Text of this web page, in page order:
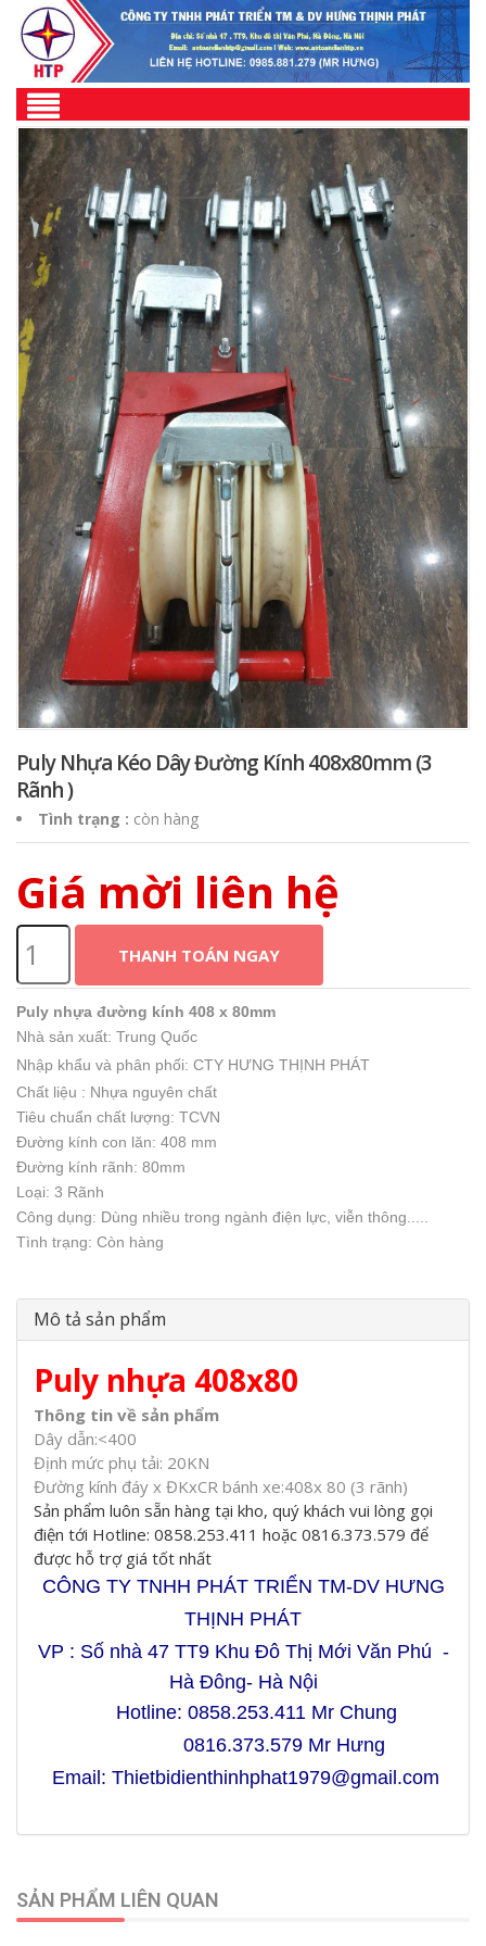
Puly Nhựa Kéo Dây Đường Kính 408x80mm (3
Rãnh )
Tình trạng : còn hàng
Giá mời liên hệ
THANH TOÁN NGAY
Puly nhựa đường kính 408 x 80mm
Nhà sản xuất: Trung Quốc
Nhập khẩu và phân phối: CTY HƯNG THỊNH PHÁT
Chất liệu : Nhựa nguyên chất
Tiêu chuẩn chất lượng: TCVN
Đường kính con lăn: 408 mm
Đường kính rãnh: 80mm
Loại: 3 Rãnh
Công dụng: Dùng nhiều trong ngành điện lực, viễn thông.....
Tình trạng: Còn hàng
Mô tả sản phẩm
Puly nhựa 408x80
Thông tin về sản phẩm
Dây dẫn:<400
Định mức phụ tải: 20KN
Đường kính đáy x ĐKxCR bánh xe:408x 80 (3 rãnh)
Sản phẩm luôn sẵn hàng tại kho, quý khách vui lòng gọi
điện tới Hotline: 0858.253.411 hoặc 0816.373.579 để
được hỗ trợ giá tốt nhất
CÔNG TY TNHH PHÁT TRIỂN TM-DV HƯNG
THỊNH PHÁT
VP : Số nhà 47 TT9 Khu Đô Thị Mới Văn Phú -
Hà Đông- Hà Nội
Hotline: 0858.253.411 Mr Chung
0816.373.579 Mr Hưng
Email: Thietbidienthinhphat1979@gmail.com
SẢN PHẨM LIÊN QUAN